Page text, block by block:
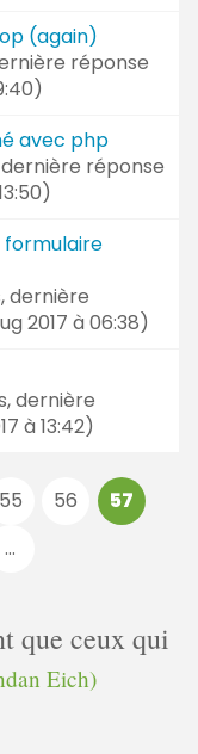
(again)
réponse
)
avec php
dernière réponse
)
formulaire
dernière
2017 à 06:38)
dernière
à 13:42)
55 56
57
...
que ceux qui
Eich)